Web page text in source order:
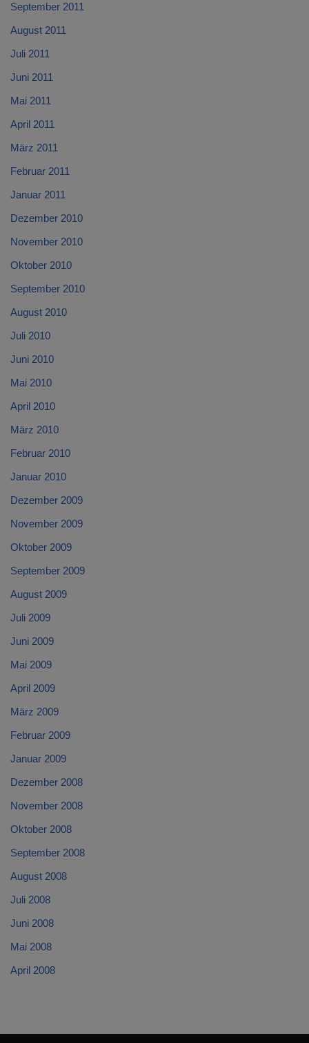
September 2011
August 2011
Juli 2011
Juni 2011
Mai 2011
April 2011
März 2011
Februar 2011
Januar 2011
Dezember 2010
November 2010
Oktober 2010
September 2010
August 2010
Juli 2010
Juni 2010
Mai 2010
April 2010
März 2010
Februar 2010
Januar 2010
Dezember 2009
November 2009
Oktober 2009
September 2009
August 2009
Juli 2009
Juni 2009
Mai 2009
April 2009
März 2009
Februar 2009
Januar 2009
Dezember 2008
November 2008
Oktober 2008
September 2008
August 2008
Juli 2008
Juni 2008
Mai 2008
April 2008